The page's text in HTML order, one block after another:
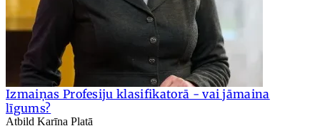
Izmaiņas Profesiju klasifikatorā - vai jāmaina
līgums?
Atbild Karīna Platā